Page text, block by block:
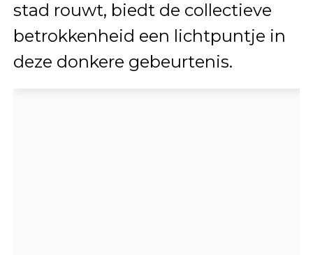
stad rouwt, biedt de collectieve
betrokkenheid een lichtpuntje in
deze donkere gebeurtenis.